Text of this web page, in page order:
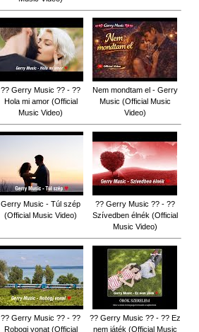
?? Gerry Music ?? - ??
Hola mi amor (Official
Music Video)
Nem mondtam el - Gerry
Music (Official Music
Video)
Gerry Music - Túl szép
(Official Music Video)
?? Gerry Music ?? - ??
Szívedben élnék (Official
Music Video)
?? Gerry Music ?? - ??
Robogj vonat (Official
?? Gerry Music ?? - ?? Ez
nem játék (Official Music